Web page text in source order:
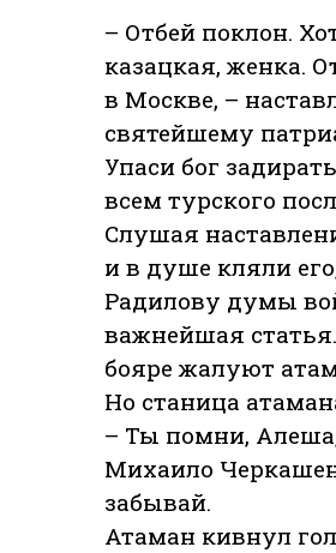
– Отбей поклон.
казацкая, женка.
в Москве, –
святейшему
Упаси бог
всем турского
Слушая
и в душе кляли
Радилову думы
важнейшая
бояре жалуют
Но станица
– Ты помни,
Михаило
забывай.
Атаман кивнул